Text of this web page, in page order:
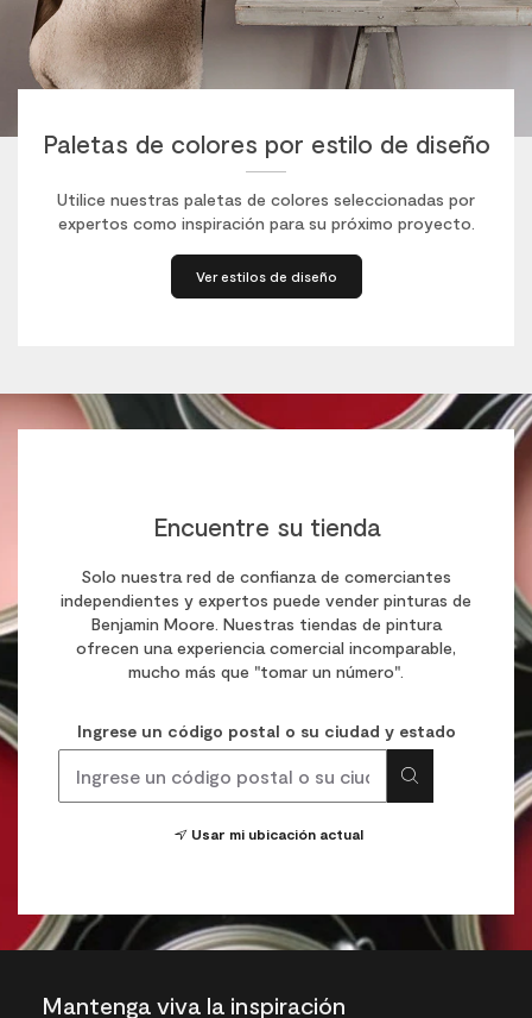
Paletas de colores por estilo de diseño
Utilice nuestras paletas de colores seleccionadas por
expertos como inspiración para su próximo proyecto.
Ver estilos de diseño
Encuentre su tienda
Solo nuestra red de confianza de comerciantes
independientes y expertos puede vender pinturas de
Benjamin Moore. Nuestras tiendas de pintura
ofrecen una experiencia comercial incomparable,
mucho más que "tomar un número".
Ingrese un código postal o su ciudad y estado
Usar mi ubicación actual
Mantenga viva la inspiración